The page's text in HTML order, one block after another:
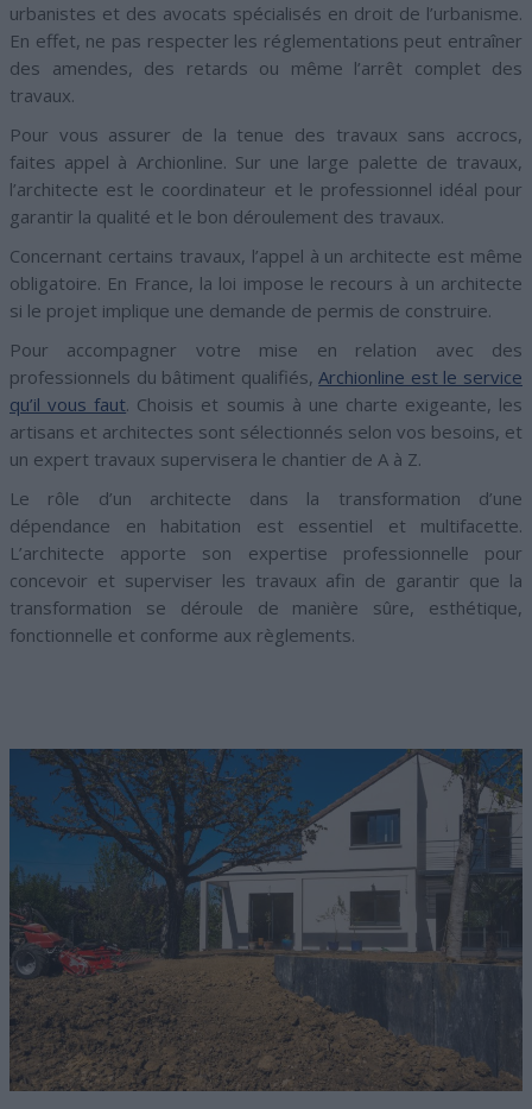
urbanistes et des avocats spécialisés en droit de l’urbanisme.
En effet, ne pas respecter les réglementations peut entraîner
des amendes, des retards ou même l’arrêt complet des
travaux.
Pour vous assurer de la tenue des travaux sans accrocs,
faites appel à Archionline. Sur une large palette de travaux,
l’architecte est le coordinateur et le professionnel idéal pour
garantir la qualité et le bon déroulement des travaux.
Concernant certains travaux, l’appel à un architecte est même
obligatoire. En France, la loi impose le recours à un architecte
si le projet implique une demande de permis de construire.
Pour accompagner votre mise en relation avec des
professionnels du bâtiment qualifiés,Archionline est le service
qu’il vous faut. Choisis et soumis à une charte exigeante, les
artisans et architectes sont sélectionnés selon vos besoins, et
un expert travaux supervisera le chantier de A à Z.
Le rôle d’un architecte dans la transformation d’une
dépendance en habitation est essentiel et multifacette.
L’architecte apporte son expertise professionnelle pour
concevoir et superviser les travaux afin de garantir que la
transformation se déroule de manière sûre, esthétique,
fonctionnelle et conforme aux règlements.